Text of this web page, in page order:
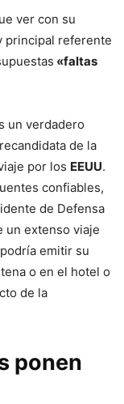
ver con su
principal referente
«faltas
un verdadero
de la
por los EEUU.
confiables,
de Defensa
un extenso viaje
emitir su
o en el hotel o
de la
ponen